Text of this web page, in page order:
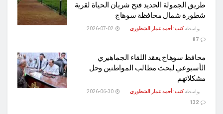
طريق الجمولة الجديد فتح شريان الحياة لقرية
شطورة شمال محافظة سوهاج
بواسطة كتب: أحمد عمار الشطوري
محافظ سوهاج يعقد اللقاء الجماهيري
الأسبوعي لبحث مطالب المواطنين وحل
مشكلاتهم
بواسطة كتب: أحمد عمار الشطوري